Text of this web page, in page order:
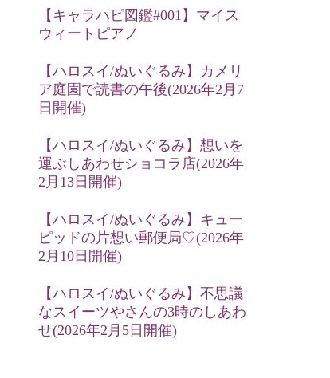
【キャラハピ図鑑#001】マイス
ウィートピアノ
【ハロスイ/ぬいぐるみ】カメリ
ア庭園で読書の午後(2026年2月7
日開催)
【ハロスイ/ぬいぐるみ】想いを
運ぶしあわせショコラ店(2026年
2月13日開催)
【ハロスイ/ぬいぐるみ】キュー
ピッドの片想い郵便局♡(2026年
2月10日開催)
【ハロスイ/ぬいぐるみ】不思議
なスイーツやさんの3時のしあわ
せ(2026年2月5日開催)